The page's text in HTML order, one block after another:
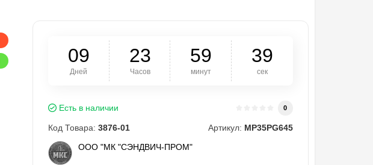
09
Дней
23
Часов
59
минут
38
сек
Есть в наличии 0
Код Товара: 3876-01 Артикул: MP35PG645
ООО "МК "СЭНДВИЧ-ПРОМ"